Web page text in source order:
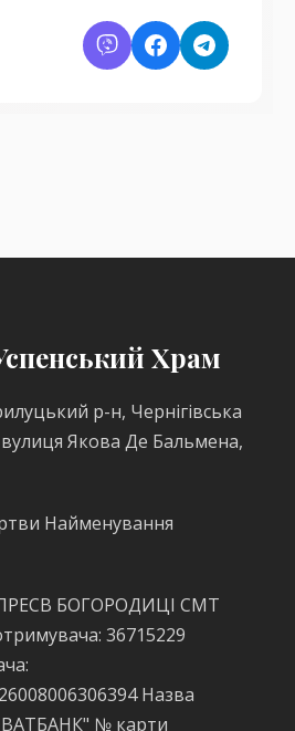
Храм
р-н, Чернігівська
Якова Де Бальмена,
Найменування
БОГОРОДИЦІ СМТ
36715229
Назва
№ карти